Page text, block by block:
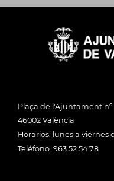
Plaça de l'Ajuntament nº
46002 València
Horarios: lunes a viernes
Teléfono: 963 52 54 78